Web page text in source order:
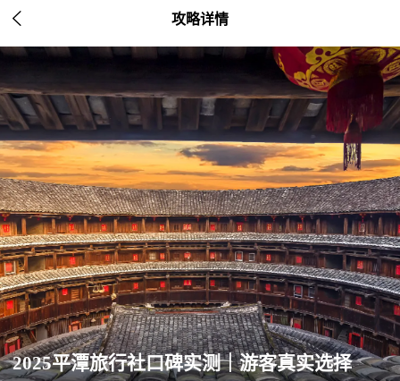
 攻略详情
2025平潭旅行社口碑实测｜游客真实选择